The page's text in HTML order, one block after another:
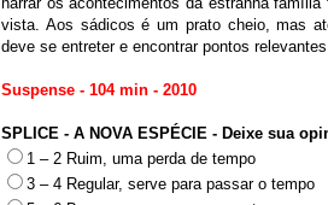
vista. Aos sádicos é um prato cheio, mas
deve se entreter e encontrar pontos
Suspense - 104 min - 2010
SPLICE - A NOVA ESPÉCIE - Deixe sua
1 – 2 Ruim, uma perda de tempo
3 – 4 Regular, serve para passar o tempo